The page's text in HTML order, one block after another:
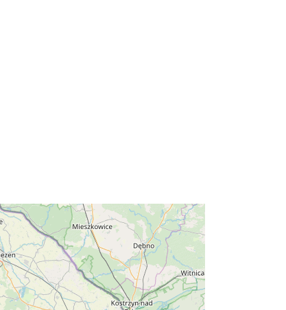
http://data.europa.eu/88u/dataset/90
95ed12-52c3-394f-9b08-
9759a44757c3